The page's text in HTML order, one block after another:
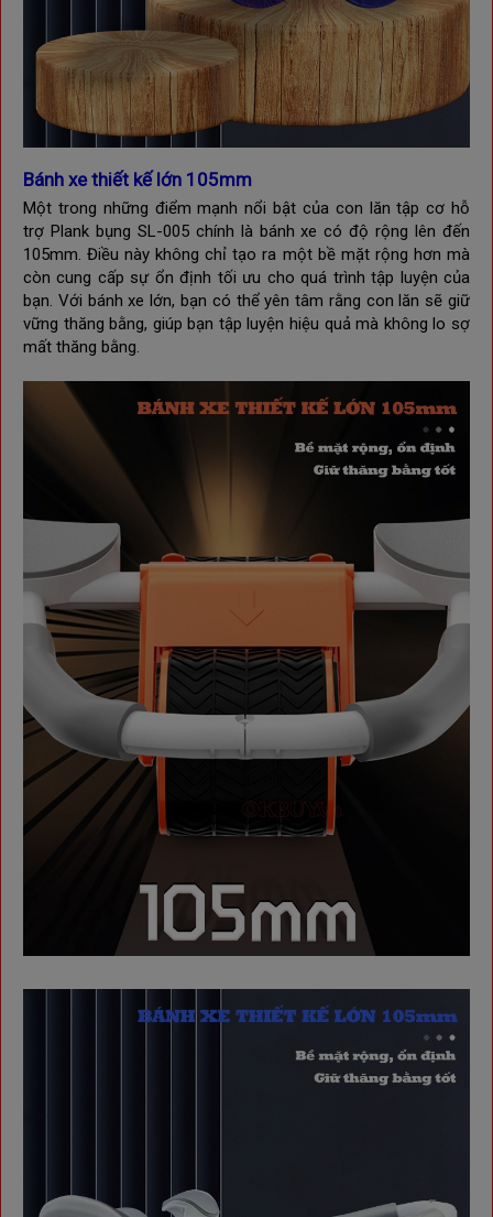
Bánh xe thiết kế lớn 105mm
Một trong những điểm mạnh nổi bật của con lăn tập cơ hỗ
trợ Plank bụng SL-005 chính là bánh xe có độ rộng lên đến
105mm. Điều này không chỉ tạo ra một bề mặt rộng hơn mà
còn cung cấp sự ổn định tối ưu cho quá trình tập luyện của
bạn. Với bánh xe lớn, bạn có thể yên tâm rằng con lăn sẽ giữ
vững thăng bằng, giúp bạn tập luyện hiệu quả mà không lo sợ
mất thăng bằng.